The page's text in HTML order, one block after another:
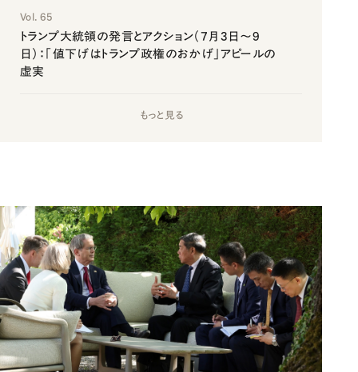
Vol. 65
トランプ大統領の発言とアクション（7月3日～9
日）：「値下げはトランプ政権のおかげ」アピールの
虚実
もっと見る